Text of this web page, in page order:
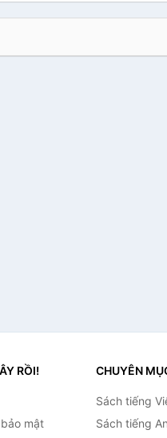
RỒI!
mật
CHUYÊN
Sách tiếng
Sách tiếng